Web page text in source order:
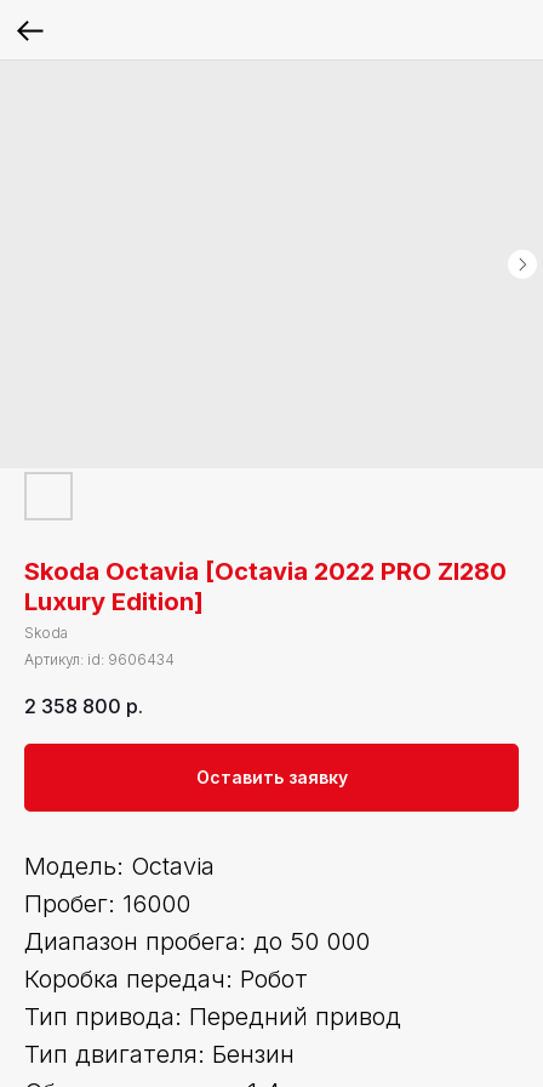
Skoda Octavia [Octavia 2022 PRO ZI280
Luxury Edition]
Skoda
Артикул: id: 9606434
2 358 800 р.
Оставить заявку
Модель: Octavia
Пробег: 16000
Диапазон пробега: до 50 000
Коробка передач: Робот
Тип привода: Передний привод
Тип двигателя: Бензин